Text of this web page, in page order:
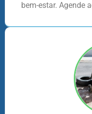
bem-estar. Agende